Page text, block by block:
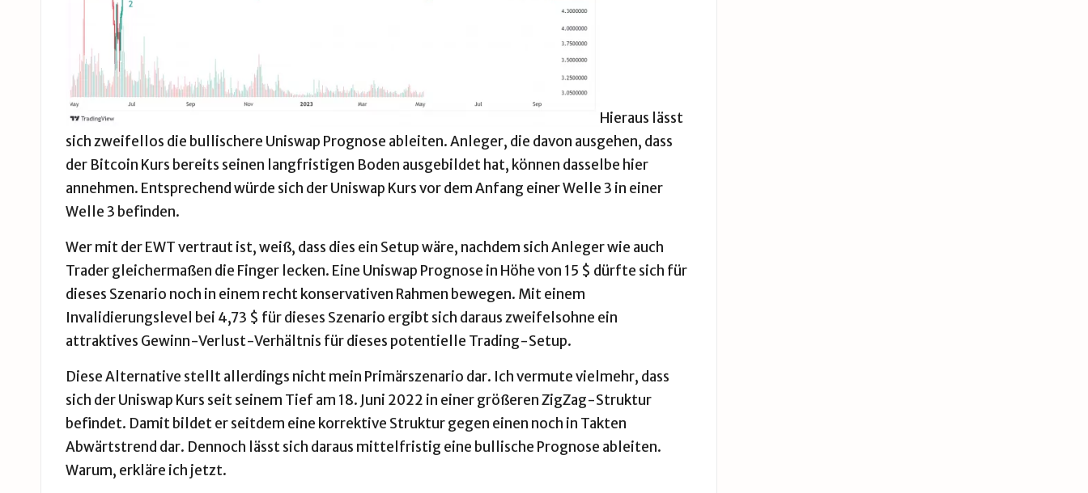
Hieraus lässt
sich zweifellos die bullischere Uniswap Prognose ableiten. Anleger, die davon ausgehen, dass
der Bitcoin Kurs bereits seinen langfristigen Boden ausgebildet hat, können dasselbe hier
annehmen. Entsprechend würde sich der Uniswap Kurs vor dem Anfang einer Welle 3 in einer
Welle 3 befinden.
Wer mit der EWT vertraut ist, weiß, dass dies ein Setup wäre, nachdem sich Anleger wie auch
Trader gleichermaßen die Finger lecken. Eine Uniswap Prognose in Höhe von 15 $ dürfte sich für
dieses Szenario noch in einem recht konservativen Rahmen bewegen. Mit einem
Invalidierungslevel bei 4,73 $ für dieses Szenario ergibt sich daraus zweifelsohne ein
attraktives Gewinn-Verlust-Verhältnis für dieses potentielle Trading-Setup.
Diese Alternative stellt allerdings nicht mein Primärszenario dar. Ich vermute vielmehr, dass
sich der Uniswap Kurs seit seinem Tief am 18. Juni 2022 in einer größeren ZigZag-Struktur
befindet. Damit bildet er seitdem eine korrektive Struktur gegen einen noch in Takten
Abwärtstrend dar. Dennoch lässt sich daraus mittelfristig eine bullische Prognose ableiten.
Warum, erkläre ich jetzt.